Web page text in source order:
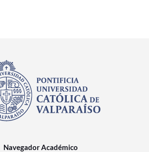
Navegador Académico